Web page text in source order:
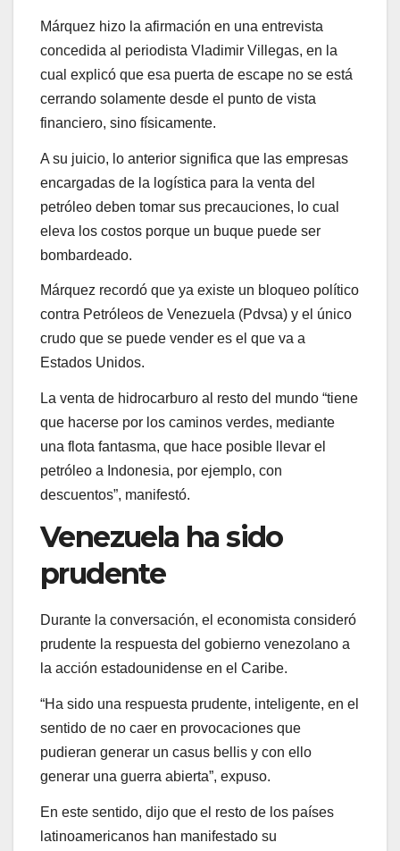
Márquez hizo la afirmación en una entrevista
concedida al periodista Vladimir Villegas, en la
cual explicó que esa puerta de escape no se está
cerrando solamente desde el punto de vista
financiero, sino físicamente.
A su juicio, lo anterior significa que las empresas
encargadas de la logística para la venta del
petróleo deben tomar sus precauciones, lo cual
eleva los costos porque un buque puede ser
bombardeado.
Márquez recordó que ya existe un bloqueo político
contra Petróleos de Venezuela (Pdvsa) y el único
crudo que se puede vender es el que va a
Estados Unidos.
La venta de hidrocarburo al resto del mundo “tiene
que hacerse por los caminos verdes, mediante
una flota fantasma, que hace posible llevar el
petróleo a Indonesia, por ejemplo, con
descuentos”, manifestó.
Venezuela ha sido
prudente
Durante la conversación, el economista consideró
prudente la respuesta del gobierno venezolano a
la acción estadounidense en el Caribe.
“Ha sido una respuesta prudente, inteligente, en el
sentido de no caer en provocaciones que
pudieran generar un casus bellis y con ello
generar una guerra abierta”, expuso.
En este sentido, dijo que el resto de los países
latinoamericanos han manifestado su